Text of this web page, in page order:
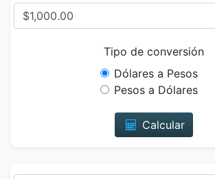
Tipo de conversión
Dólares a Pesos
Pesos a Dólares
Calcular